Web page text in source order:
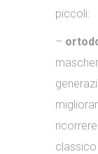
piccoli:
–
classico